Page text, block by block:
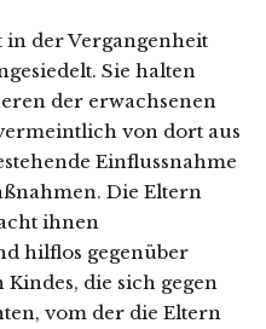
der Vergangenheit
Sie halten
der erwachsenen
von dort aus
Einflussnahme
Die Eltern
ihnen
hilflos gegenüber
die sich gegen
vom der die Eltern